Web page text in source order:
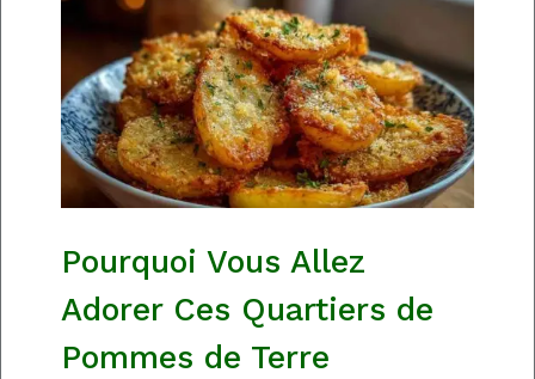
Pourquoi Vous Allez
Adorer Ces Quartiers de
Pommes de Terre